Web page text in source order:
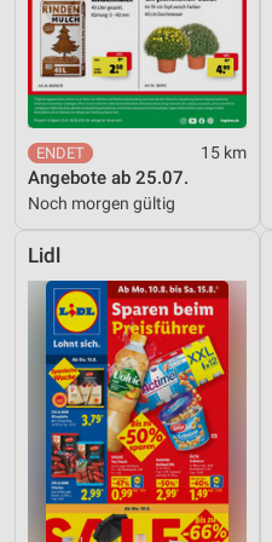
15 km
Angebote ab 25.07.
Noch morgen gültig
Lidl